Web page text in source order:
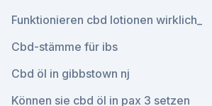
Funktionieren cbd lotionen wirklich_
Cbd-stämme für ibs
Cbd öl in gibbstown nj
Können sie cbd öl in pax 3 setzen